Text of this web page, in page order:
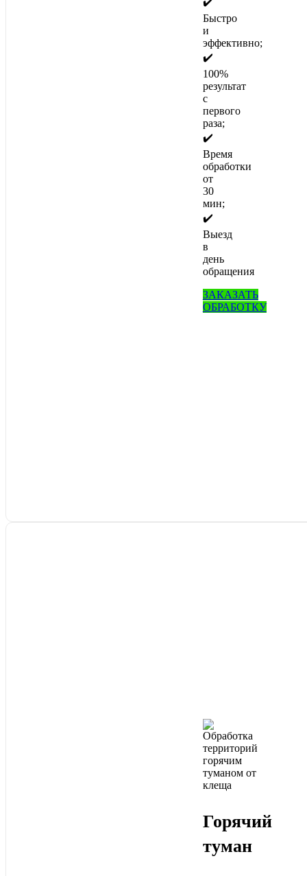
Быстро
и
эффективно;
✔️
100%
результат
с
первого
раза;
✔️
Время
обработки
от
30
мин;
✔️
Выезд
в
день
обращения
ЗАКАЗАТЬ
ОБРАБОТКУ
Горячий
туман